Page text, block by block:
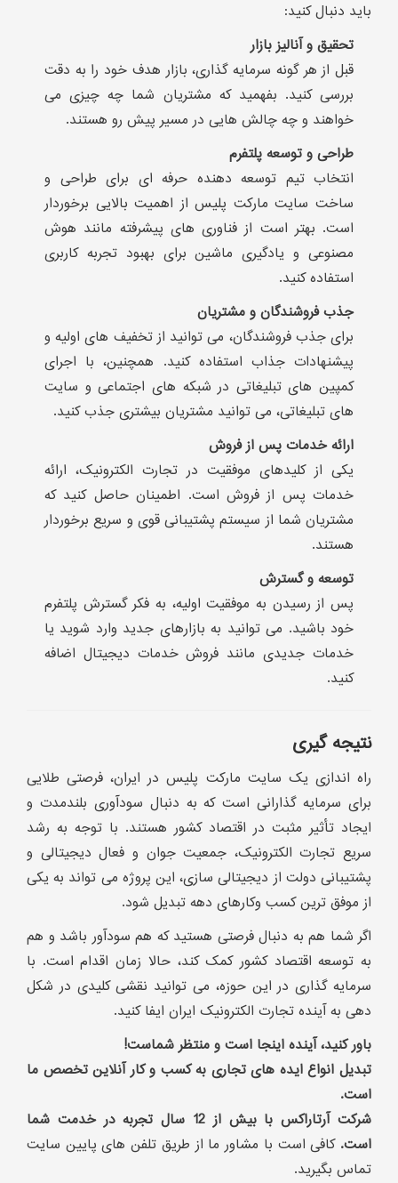
باید دنبال کنید:
تحقیق و آنالیز بازار
قبل از هر گونه سرمایه گذاری، بازار هدف خود را به دقت
بررسی کنید. بفهمید که مشتریان شما چه چیزی می
خواهند و چه چالش هایی در مسیر پیش رو هستند.
طراحی و توسعه پلتفرم
انتخاب تیم توسعه دهنده حرفه ای برای طراحی و
ساخت سایت مارکت پلیس از اهمیت بالایی برخوردار
است. بهتر است از فناوری های پیشرفته مانند هوش
مصنوعی و یادگیری ماشین برای بهبود تجربه کاربری
استفاده کنید.
جذب فروشندگان و مشتریان
برای جذب فروشندگان، می توانید از تخفیف های اولیه و
پیشنهادات جذاب استفاده کنید. همچنین، با اجرای
کمپین های تبلیغاتی در شبکه های اجتماعی و سایت
های تبلیغاتی، می توانید مشتریان بیشتری جذب کنید.
ارائه خدمات پس از فروش
یکی از کلیدهای موفقیت در تجارت الکترونیک، ارائه
خدمات پس از فروش است. اطمینان حاصل کنید که
مشتریان شما از سیستم پشتیبانی قوی و سریع برخوردار
هستند.
توسعه و گسترش
پس از رسیدن به موفقیت اولیه، به فکر گسترش پلتفرم
خود باشید. می توانید به بازارهای جدید وارد شوید یا
خدمات جدیدی مانند فروش خدمات دیجیتال اضافه
کنید.
نتیجه گیری
راه اندازی یک سایت مارکت پلیس در ایران، فرصتی طلایی
برای سرمایه گذارانی است که به دنبال سودآوری بلندمدت و
ایجاد تأثیر مثبت در اقتصاد کشور هستند. با توجه به رشد
سریع تجارت الکترونیک، جمعیت جوان و فعال دیجیتالی و
پشتیبانی دولت از دیجیتالی سازی، این پروژه می تواند به یکی
از موفق ترین کسب وکارهای دهه تبدیل شود.
اگر شما هم به دنبال فرصتی هستید که هم سودآور باشد و هم
به توسعه اقتصاد کشور کمک کند، حالا زمان اقدام است. با
سرمایه گذاری در این حوزه، می توانید نقشی کلیدی در شکل
دهی به آینده تجارت الکترونیک ایران ایفا کنید.
باور کنید، آینده اینجا است و منتظر شماست!
تبدیل انواع ایده های تجاری به کسب و کار آنلاین تخصص ما
است.
شرکت آرتاراکس با بیش از 12 سال تجربه در خدمت شما
است. کافی است با مشاور ما از طریق تلفن های پایین سایت
تماس بگیرید.